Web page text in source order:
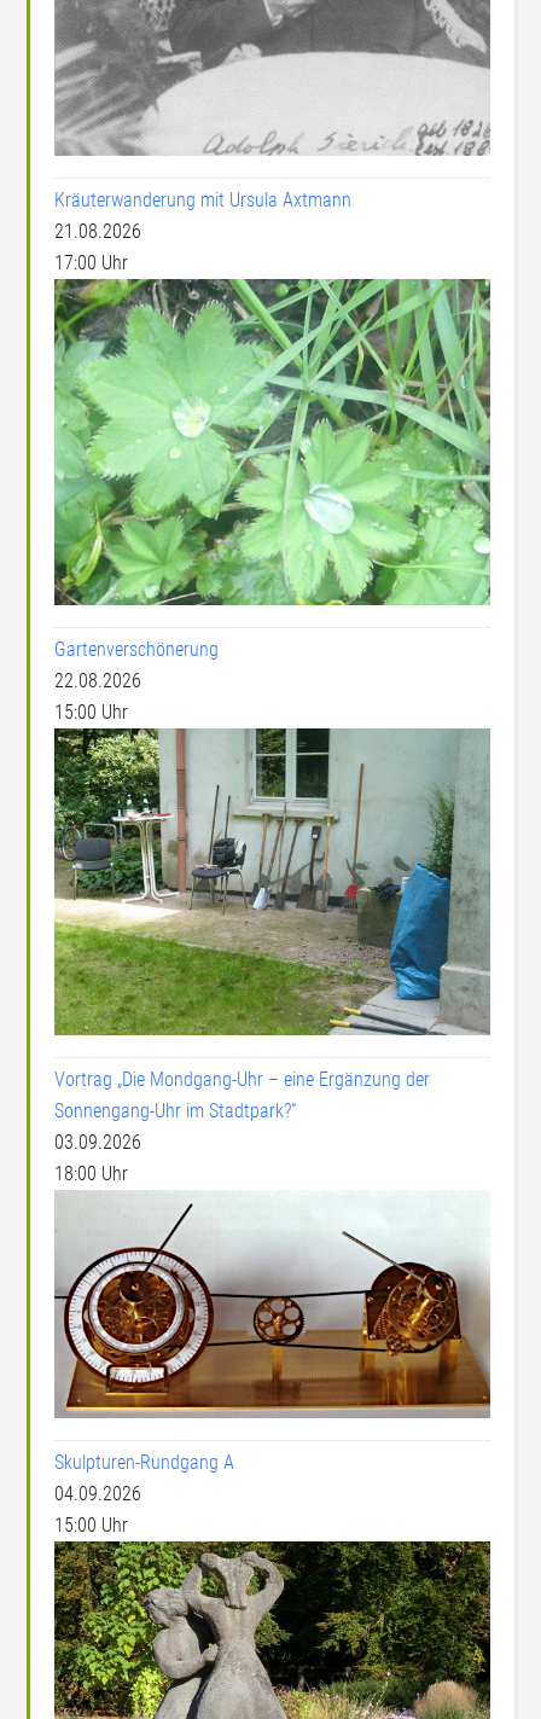
Kräuterwanderung mit Ursula Axtmann
21.08.2026
17:00 Uhr
Gartenverschönerung
22.08.2026
15:00 Uhr
Vortrag „Die Mondgang-Uhr – eine Ergänzung der
Sonnengang-Uhr im Stadtpark?“
03.09.2026
18:00 Uhr
Skulpturen-Rundgang A
04.09.2026
15:00 Uhr